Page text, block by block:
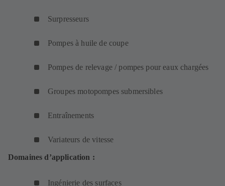
Surpresseurs
Pompes à huile de coupe
Pompes de relevage / pompes pour eaux chargées
Groupes motopompes submersibles
Entraînements
Variateurs de vitesse
Domaines d’application :
Ingénierie des surfaces